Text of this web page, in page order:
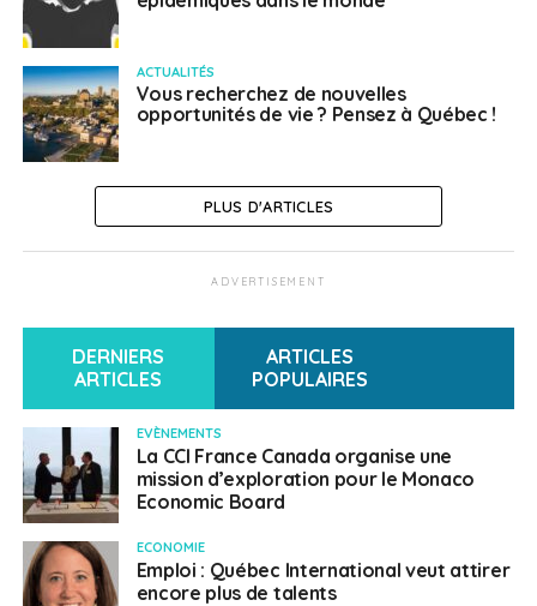
ACTUALITÉS
Vous recherchez de nouvelles
opportunités de vie ? Pensez à Québec !
PLUS D'ARTICLES
ADVERTISEMENT
DERNIERS
ARTICLES
ARTICLES
POPULAIRES
EVÈNEMENTS
La CCI France Canada organise une
mission d’exploration pour le Monaco
Economic Board
ECONOMIE
Emploi : Québec International veut attirer
encore plus de talents